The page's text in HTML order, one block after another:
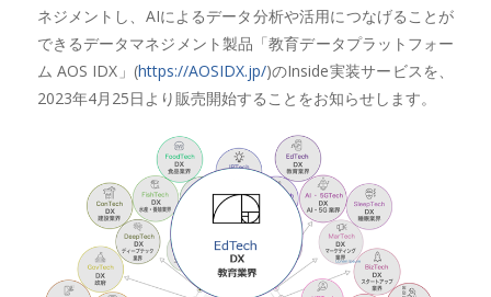
ネジメントし、AIによるデータ分析や活用につなげることが
できるデータマネジメント製品「教育データプラットフォー
ム AOS IDX」(https://AOSIDX.jp/)のInside実装サービスを、
2023年4月25日より販売開始することをお知らせします。